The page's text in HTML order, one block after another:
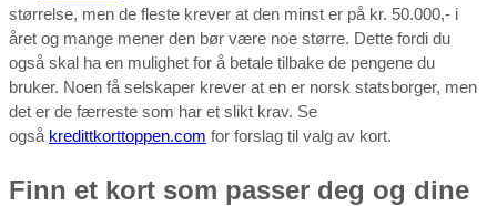
størrelse, men de fleste krever at den minst er på kr. 50.000,- i
året og mange mener den bør være noe større. Dette fordi du
også skal ha en mulighet for å betale tilbake de pengene du
bruker. Noen få selskaper krever at en er norsk statsborger, men
det er de færreste som har et slikt krav. Se
også kredittkorttoppen.com for forslag til valg av kort.
Finn et kort som passer deg og dine